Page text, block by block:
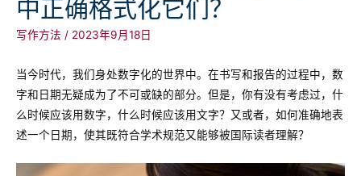
中正确格式化它们？
写作方法 / 2023年9月18日
当今时代，我们身处数字化的世界中。在书写和报告的过程中，数
字和日期无疑成为了不可或缺的部分。但是，你有没有考虑过，什
么时候应该用数字，什么时候应该用文字？又或者，如何准确地表
述一个日期，使其既符合学术规范又能够被国际读者理解？